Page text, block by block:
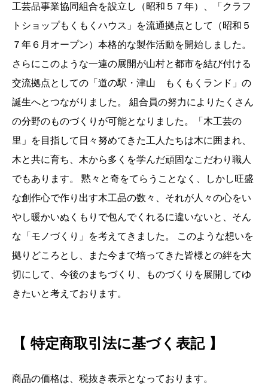
工芸品事業協同組合を設立し（昭和５７年）、「クラフ
トショップもくもくハウス」を流通拠点として（昭和５
７年６月オープン）本格的な製作活動を開始しました。
さらにこのような一連の展開が山村と都市を結び付ける
交流拠点としての「道の駅・津山 もくもくランド」の
誕生へとつながりました。 組合員の努力によりたくさん
の分野のものづくりが可能となりました。「木工芸の
里」を目指して日々努めてきた工人たちは木に囲まれ、
木と共に育ち、木から多くを学んだ頑固なこだわり職人
でもあります。 黙々と奇をてらうことなく、しかし旺盛
な創作心で作り出す木工品の数々、それが人々の心をい
やし暖かいぬくもりで包んでくれるに違いないと、そん
な「モノづくり」を考えてきました。 このような想いを
拠りどころとし、また今まで培ってきた皆様との絆を大
切にして、今後のまちづくり、ものづくりを展開してゆ
きたいと考えております。
【 特定商取引法に基づく表記 】
商品の価格は、税抜き表示となっております。